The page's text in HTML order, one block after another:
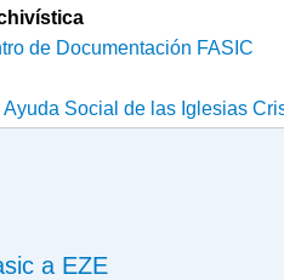
de Documentación FASIC
Social de las Iglesias
a EZE